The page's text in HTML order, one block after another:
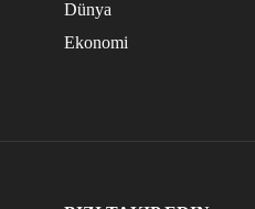
Dünya
Ekonomi